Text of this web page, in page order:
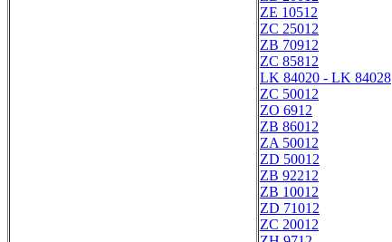
ZE 10512
ZC 25012
ZB 70912
ZC 85812
LK 84020 - LK 84028
ZC 50012
ZO 6912
ZB 86012
ZA 50012
ZD 50012
ZB 92212
ZB 10012
ZD 71012
ZC 20012